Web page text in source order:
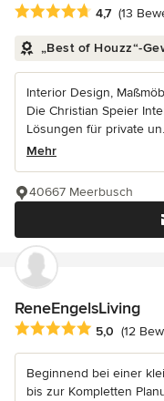
Durchschnittliche
4,7 (13
„Best of Houzz“-
Interior Design,
Die Christian Speier
Lösungen für private
Mehr
40667 Meerbusch
ReneEngelsLiving
Durchschnittliche
5,0 (12
Beginnend bei einer
bis zur Kompletten